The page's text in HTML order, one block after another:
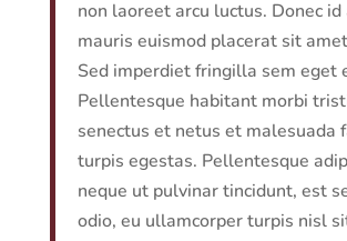
non laoreet arcu luctus. Donec id
mauris euismod placerat sit
Sed imperdiet fringilla sem eget
Pellentesque habitant morbi
senectus et netus et malesuada
turpis egestas. Pellentesque
neque ut pulvinar tincidunt, est
odio, eu ullamcorper turpis nisl